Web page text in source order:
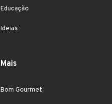
Educação
Ideias
Mais
Bom Gourmet